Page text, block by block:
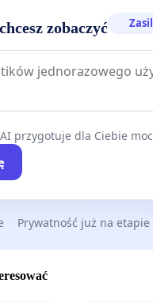
zobaczyć
przygotuje dla Ciebie
Prywatność już na